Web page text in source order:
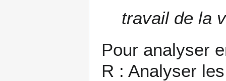
travail de la
Pour analyser
R : Analyser